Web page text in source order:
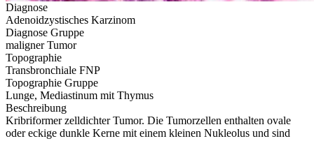
Diagnose
Adenoidzystisches Karzinom
Diagnose Gruppe
maligner Tumor
Topographie
Transbronchiale FNP
Topographie Gruppe
Lunge, Mediastinum mit Thymus
Beschreibung
Kribriformer zelldichter Tumor. Die Tumorzellen enthalten ovale
oder eckige dunkle Kerne mit einem kleinen Nukleolus und sind